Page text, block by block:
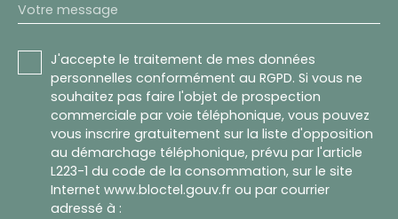
Votre message
J'accepte le traitement de mes données
personnelles conformément au RGPD. Si vous ne
souhaitez pas faire l'objet de prospection
commerciale par voie téléphonique, vous pouvez
vous inscrire gratuitement sur la liste d'opposition
au démarchage téléphonique, prévu par l'article
L223-1 du code de la consommation, sur le site
Internet www.bloctel.gouv.fr ou par courrier
adressé à :